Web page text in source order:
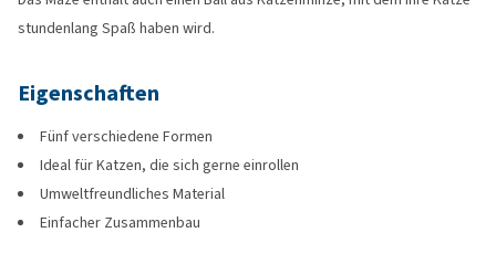
stundenlang Spaß haben wird.
Eigenschaften
Fünf verschiedene Formen
Ideal für Katzen, die sich gerne einrollen
Umweltfreundliches Material
Einfacher Zusammenbau